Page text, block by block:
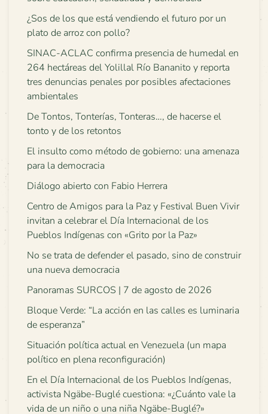
¿Sos de los que está vendiendo el futuro por un
plato de arroz con pollo?
SINAC-ACLAC confirma presencia de humedal en
264 hectáreas del Yolillal Río Bananito y reporta
tres denuncias penales por posibles afectaciones
ambientales
De Tontos, Tonterías, Tonteras…, de hacerse el
tonto y de los retontos
El insulto como método de gobierno: una amenaza
para la democracia
Diálogo abierto con Fabio Herrera
Centro de Amigos para la Paz y Festival Buen Vivir
invitan a celebrar el Día Internacional de los
Pueblos Indígenas con «Grito por la Paz»
No se trata de defender el pasado, sino de construir
una nueva democracia
Panoramas SURCOS | 7 de agosto de 2026
Bloque Verde: “La acción en las calles es luminaria
de esperanza”
Situación política actual en Venezuela (un mapa
político en plena reconfiguración)
En el Día Internacional de los Pueblos Indígenas,
activista Ngäbe-Buglé cuestiona: «¿Cuánto vale la
vida de un niño o una niña Ngäbe-Buglé?»